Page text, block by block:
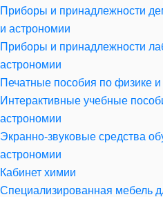
Приборы и принадлежности
и астрономии
Приборы и принадлежности
астрономии
Печатные пособия по физике
Интерактивные учебные
астрономии
Экранно-звуковые средства
астрономии
Кабинет химии
Специализированная мебель